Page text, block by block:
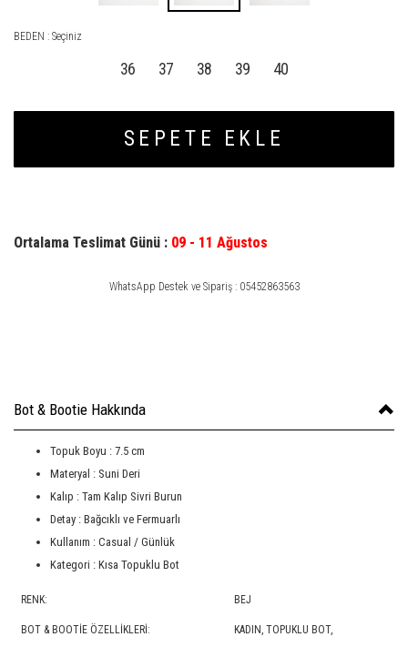
BEDEN : Seçiniz
36 37 38 39 40
SEPETE EKLE
Ortalama Teslimat Günü : 09 - 11 Ağustos
WhatsApp Destek ve Sipariş : 05452863563
Bot & Bootie Hakkında
Topuk Boyu : 7.5 cm
Materyal : Suni Deri
Kalıp : Tam Kalıp Sivri Burun
Detay : Bağcıklı ve Fermuarlı
Kullanım : Casual / Günlük
Kategori : Kısa Topuklu Bot
RENK: BEJ
BOT & BOOTIE ÖZELLIKLERI: KADIN, TOPUKLU BOT,